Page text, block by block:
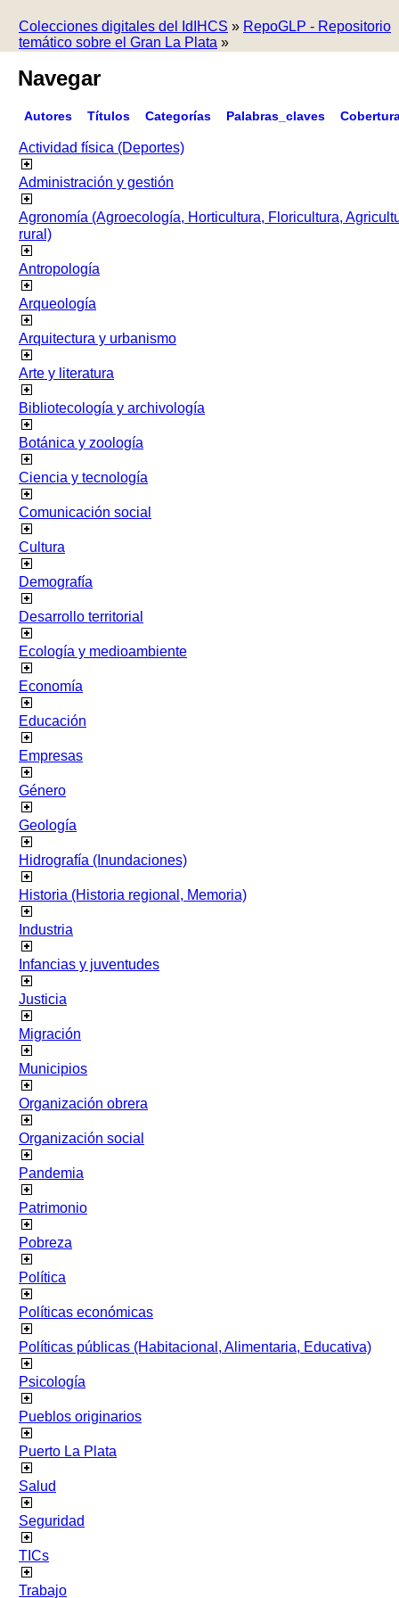
Colecciones digitales del IdIHCS » RepoGLP - Repositorio
temático sobre el Gran La Plata »
Navegar
Autores Títulos Categorías Palabras_claves
Actividad física (Deportes)
Administración y gestión
Agronomía (Agroecología, Horticultura, Floricultura,
rural)
Antropología
Arqueología
Arquitectura y urbanismo
Arte y literatura
Bibliotecología y archivología
Botánica y zoología
Ciencia y tecnología
Comunicación social
Cultura
Demografía
Desarrollo territorial
Ecología y medioambiente
Economía
Educación
Empresas
Género
Geología
Hidrografía (Inundaciones)
Historia (Historia regional, Memoria)
Industria
Infancias y juventudes
Justicia
Migración
Municipios
Organización obrera
Organización social
Pandemia
Patrimonio
Pobreza
Política
Políticas económicas
Políticas públicas (Habitacional, Alimentaria, Educativa)
Psicología
Pueblos originarios
Puerto La Plata
Salud
Seguridad
TICs
Trabajo